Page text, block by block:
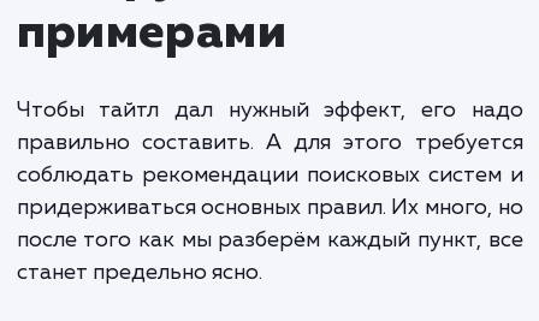
С течением времени, по мере
данных, поисковые системы будут
кликабельности в поиске является
поведенческим фактором, и его улучшение,
стабильном уровне отказов,
том, что страница интересует
заслуживает более высокого ранжирования.